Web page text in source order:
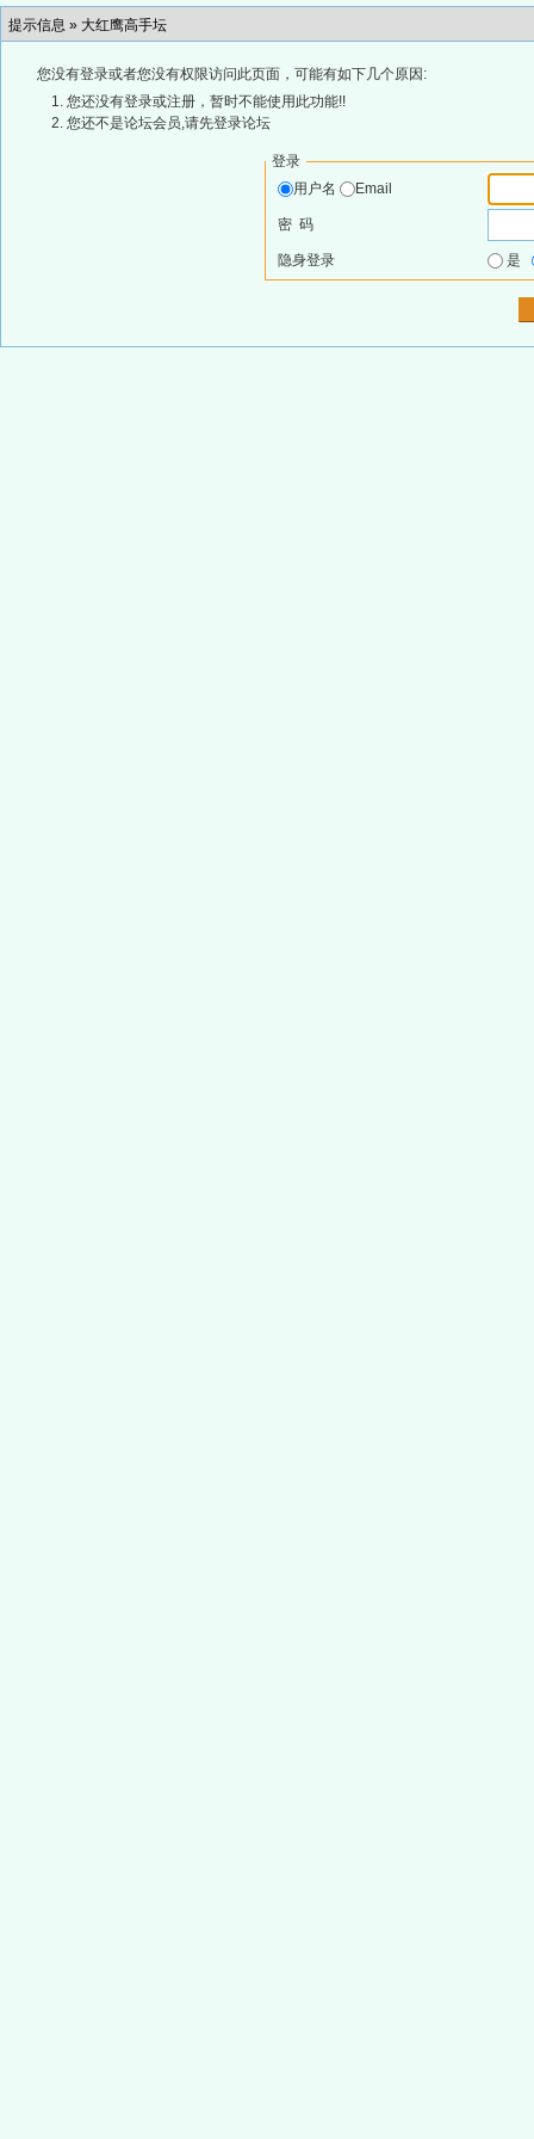
提示信息 » 大红鹰高手坛
您没有登录或者您没有权限访问此页面，可能有如下几个原因:
您还没有登录或注册，暂时不能使用此功能!!
您还不是论坛会员,请先登录论坛
登录
用户名
Email
密 码
隐身登录 是